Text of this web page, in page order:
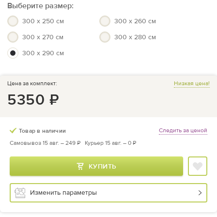
Выберите размер:
300 x 250 см
300 x 260 см
300 x 270 см
300 x 280 см
300 x 290 см
Цена за комплект: Низкая цена!
5350 ₽
Товар в наличии
Следить за ценой
Самовывоз 15 авг. – 249 ₽ Курьер 15 авг. – 0 ₽
КУПИТЬ
Изменить параметры